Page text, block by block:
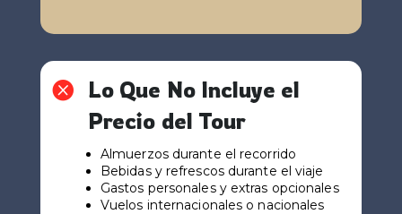

Lo Que No Incluye el
Precio del Tour
Almuerzos durante el recorrido
Bebidas y refrescos durante el viaje
Gastos personales y extras opcionales
Vuelos internacionales o nacionales